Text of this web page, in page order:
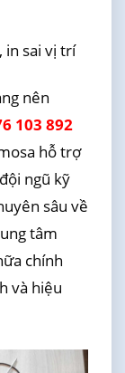
in sai vị trí
nên
103 892
hỗ trợ
ngũ kỹ
sâu về
tâm
chính
và hiệu